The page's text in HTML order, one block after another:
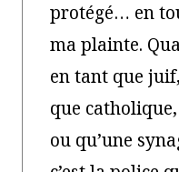
protégé… en
ma plainte.
en tant que
que
ou qu’une